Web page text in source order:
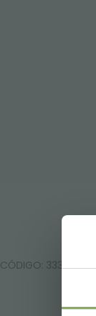
CÓDIGO: 33300160